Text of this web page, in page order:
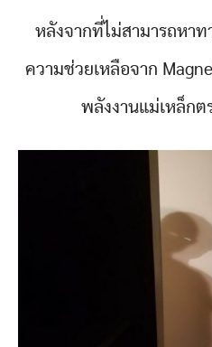
หลังจากที่ไม่สามารถหาท
ความช่วยเหลือจาก
พลังงานแม่เหล็ก